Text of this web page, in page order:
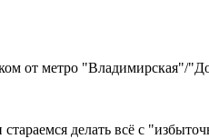
от метро "Владимирская"/
делать всё с